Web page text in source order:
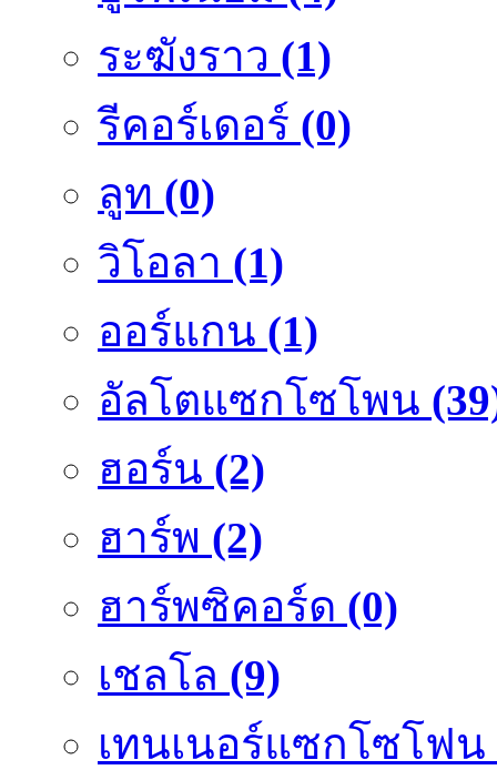
ระฆังราว (1)
รีคอร์เดอร์ (0)
ลูท (0)
วิโอลา (1)
ออร์แกน (1)
อัลโตแซกโซโพน
ฮอร์น (2)
ฮาร์พ (2)
ฮาร์พซิคอร์ด (0)
เชลโล (9)
เทนเนอร์แซกโซโฟน